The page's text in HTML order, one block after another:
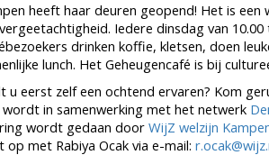
heeft haar deuren geopend! Het is
Iedere dinsdag van
drinken koffie, kletsen, doen
lunch. Het Geheugencafé is bij
u eerst zelf een ochtend ervaren? Kom
in samenwerking met het netwerk
wordt gedaan doorWijZ welzijn
met Rabiya Ocak via e-mail: